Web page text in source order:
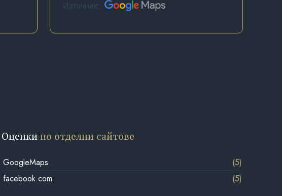
Източник:
Оценкипо отделни сайтове
GoogleMaps
(5)
facebook.com
(5)